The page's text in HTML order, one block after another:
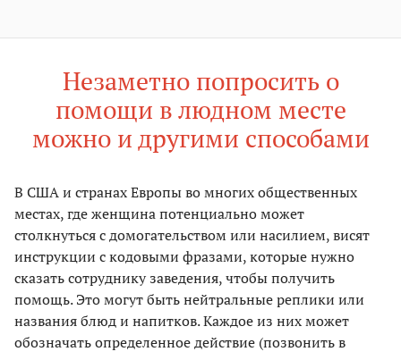
Незаметно попросить о
помощи в людном месте
можно и другими способами
В США и странах Европы во многих общественных
местах, где женщина потенциально может
столкнуться с домогательством или насилием, висят
инструкции с кодовыми фразами, которые нужно
сказать сотруднику заведения, чтобы получить
помощь. Это могут быть нейтральные реплики или
названия блюд и напитков. Каждое из них может
обозначать определенное действие (позвонить в